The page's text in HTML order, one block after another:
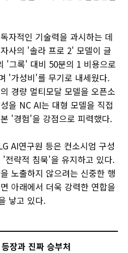
자적인 기술력을 과시하는 데
사의 '솔라 프로 2' 모델이 글
'그록' 대비 50분의 1 비용으로
'가성비'를 무기로 내세웠다.
경량 멀티모달 모델을 오픈소
을 NC AI는 대형 모델을 직접
'경험'을 강점으로 피력했다.
AI연구원 등은 컨소시엄 구성
전략적 침묵'을 유지하고 있다.
노출하지 않으려는 신중한 행
아래에서 더욱 강력한 연합을
낳고 있다.
장과 진짜 승부처